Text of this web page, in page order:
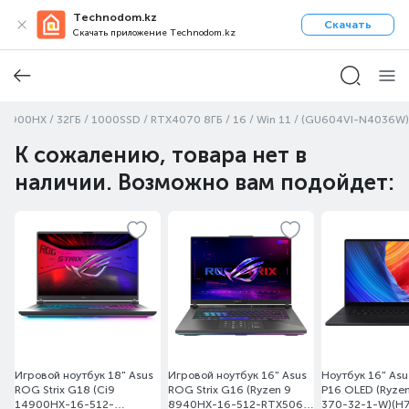
Technodom.kz
Скачать приложение Technodom.kz
Скачать
/ 32ГБ / 1000SSD / RTX4070 8ГБ / 16 / Win 11 / (GU604VI-N4036W)
К сожалению, товара нет в
наличии. Возможно вам подойдет:
Игровой ноутбук 18" Asus
ROG Strix G18 (Ci9
14900HX-16-512-
Игровой ноутбук 16" Asus
ROG Strix G16 (Ryzen 9
8940HX-16-512-RTX5060
Ноутбук 16"
P16 OLED
370-32-1-